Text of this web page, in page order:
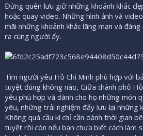
Đừng quên lưu giữ những khoảnh khắc
hoặc quay video. Những hình ảnh và
mãi những khoảnh khắc lãng mạn và
ra cùng người ấy.
Tìm người yêu Hồ Chí Minh phù hợp với
tuyệt đúng không nào, Giữa thành phố
yêu phù hợp và dành cho họ những món
yêu, những trải nghiệm đấy lưu lại những
Không quá cầu kì chỉ cần dành thời gian
tuyệt rồi còn nếu bạn chưa biết cách làm